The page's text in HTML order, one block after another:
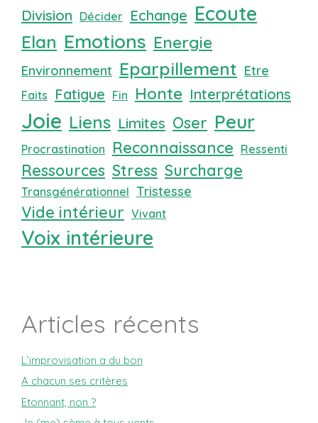
Division Décider Echange Ecoute
Elan Emotions Energie
Environnement Eparpillement Etre
Faits Fatigue Fin Honte Interprétations
Joie Liens Limites Oser Peur
Procrastination Reconnaissance Ressenti
Ressources Stress Surcharge
Transgénérationnel Tristesse
Vide intérieur Vivant
Voix intérieure
Articles récents
L’improvisation a du bon
A chacun ses critères
Etonnant, non ?